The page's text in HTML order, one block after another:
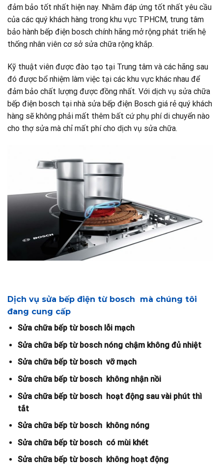
đảm bảo tốt nhất hiện nay. Nhằm đáp ứng tốt nhất yêu cầu
của các quý khách hàng trong khu vực TPHCM, trung tâm
bảo hành bếp điện bosch chính hãng mở rộng phát triển hệ
thống nhân viên cơ sở sửa chữa rộng khắp.
Kỹ thuật viên được đào tạo tại Trung tâm và các hãng sau
đó được bổ nhiệm làm việc tại các khu vực khác nhau để
đảm bảo chất lượng được đồng nhất. Với dịch vụ sửa chữa
bếp điện bosch tại nhà sửa bếp điện Bosch giá rẻ quý khách
hàng sẽ không phải mất thêm bất cứ phụ phí di chuyển nào
cho thợ sửa mà chỉ mất phí cho dịch vụ sửa chữa.
Dịch vụ sửa bếp điện từ bosch mà chúng tôi
đang cung cấp
Sửa chữa bếp từ bosch lỗi mạch
Sửa chữa bếp từ bosch nóng chậm không đủ nhiệt
Sửa chữa bếp từ bosch vỡ mạch
Sửa chữa bếp từ bosch không nhận nồi
Sửa chữa bếp từ bosch hoạt động sau vài phút thì
tắt
Sửa chữa bếp từ bosch không nóng
Sửa chữa bếp từ bosch có mùi khét
Sửa chữa bếp từ bosch không hoạt động